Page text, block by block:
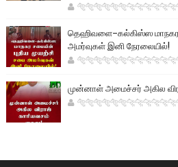
தெஹிவளை–கல்கிஸ்ஸ மாநகர
அமர்வுகள் இனி நேரலையில்!
முன்னாள் அமைச்சர் அகில